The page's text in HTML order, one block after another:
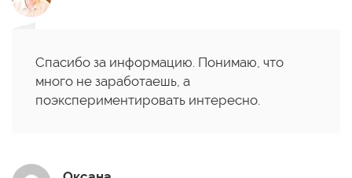
Спасибо за информацию. Понимаю, что
много не заработаешь, а
поэкспериментировать интересно.